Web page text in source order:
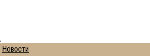
Новости